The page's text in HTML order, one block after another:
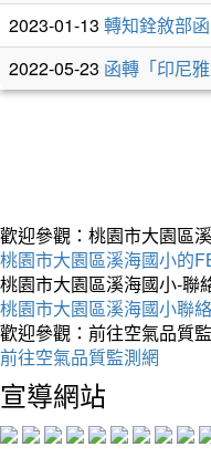
2023-01-13 轉知銓敘部
2022-05-23 函轉「印尼
歡迎參觀：桃園市大園區
桃園市大園區溪海國小的
桃園市大園區溪海國小-聯
桃園市大園區溪海國小聯
歡迎參觀：前往空氣品質
前往空氣品質監測網
宣導網站